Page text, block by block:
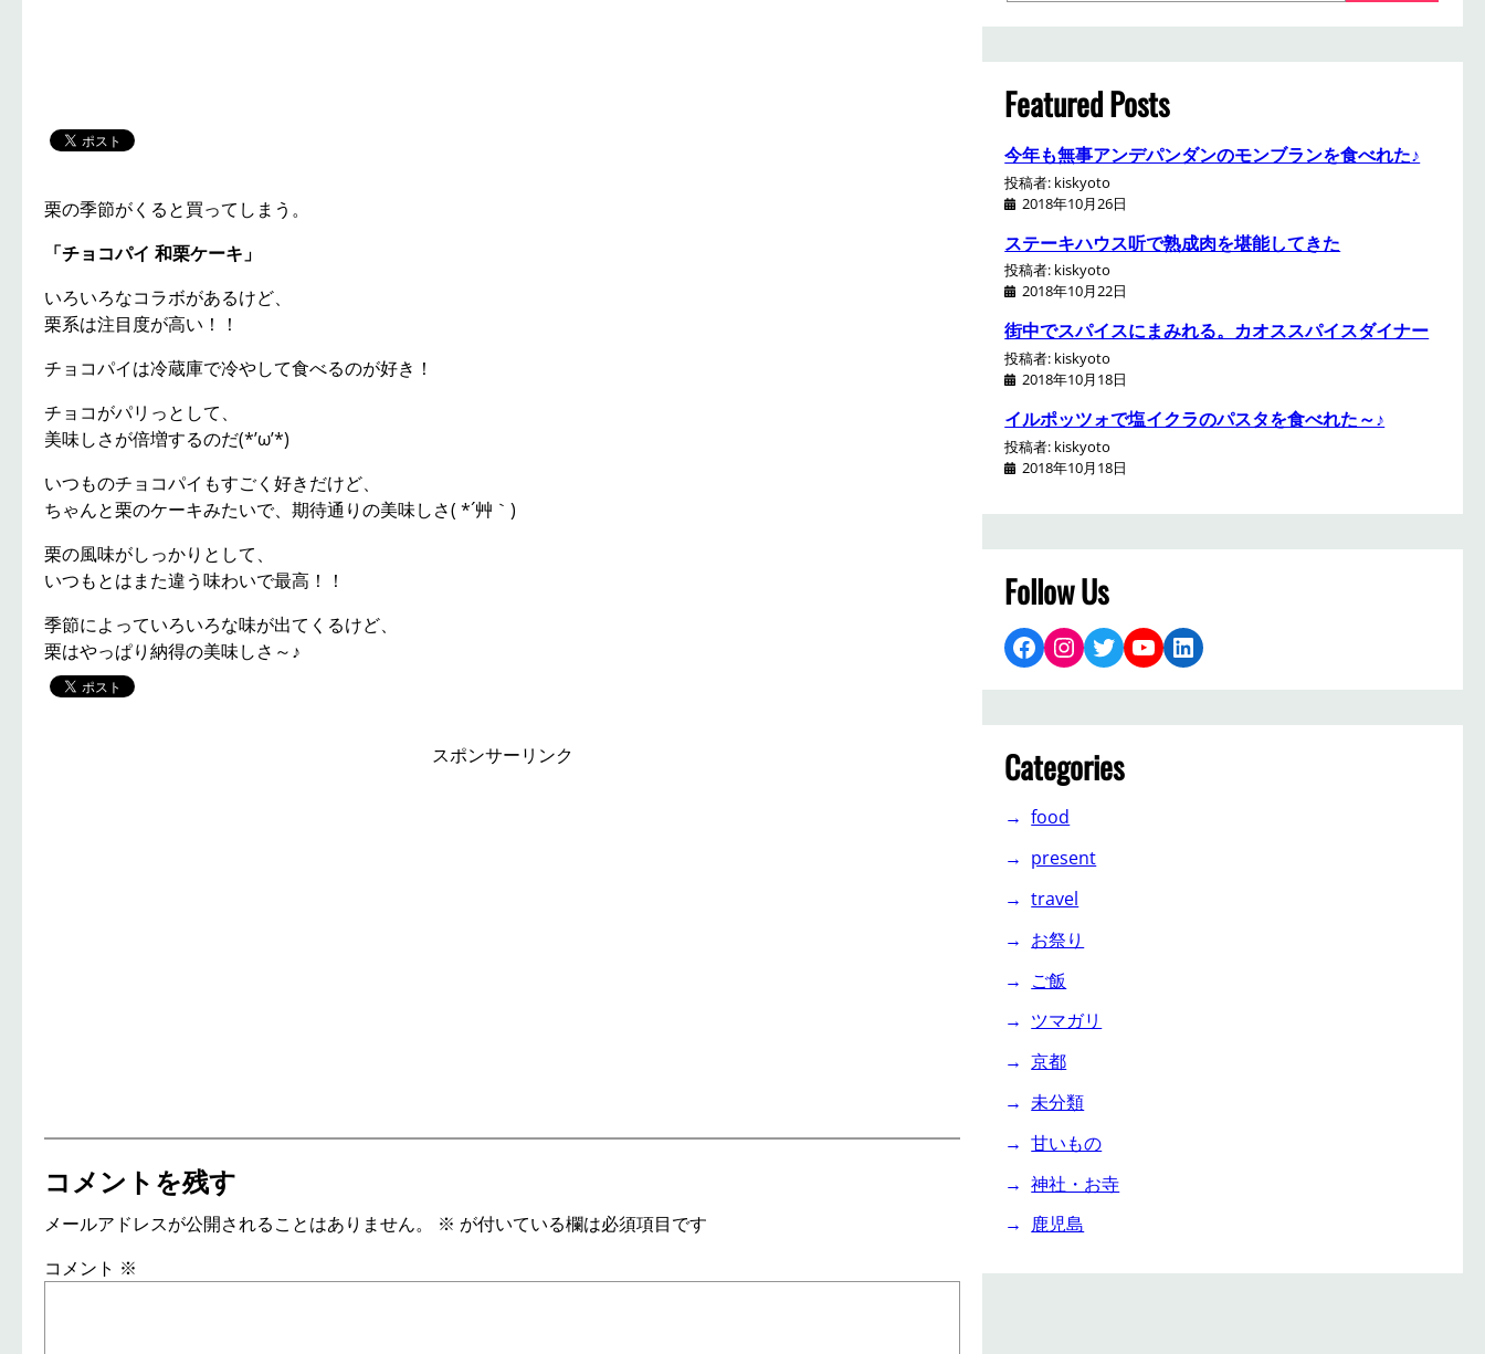
栗の季節がくると買ってしまう。
「チョコパイ 和栗ケーキ」
いろいろなコラボがあるけど、
栗系は注目度が高い！！
チョコパイは冷蔵庫で冷やして食べるのが好き！
チョコがパリっとして、
美味しさが倍増するのだ(*’ω’*)
いつものチョコパイもすごく好きだけど、
ちゃんと栗のケーキみたいで、期待通りの美味しさ( *´艸｀)
栗の風味がしっかりとして、
いつもとはまた違う味わいで最高！！
季節によっていろいろな味が出てくるけど、
栗はやっぱり納得の美味しさ～♪
スポンサーリンク
コメントを残す
メールアドレスが公開されることはありません。 ※ が付いている欄は必須項目です
コメント ※
a
r
c
h
Featured Posts
今年も無事アンデパンダンのモンブランを食べれた♪
投稿者: kiskyoto
2018年10月26日
ステーキハウス听で熟成肉を堪能してきた
投稿者: kiskyoto
2018年10月22日
街中でスパイスにまみれる。カオススパイスダイナー
投稿者: kiskyoto
2018年10月18日
イルポッツォで塩イクラのパスタを食べれた～♪
投稿者: kiskyoto
2018年10月18日
Follow Us
Facebook Instagram Twitter YouTube LinkedIn
Categories
food
present
travel
お祭り
ご飯
ツマガリ
京都
未分類
甘いもの
神社・お寺
鹿児島